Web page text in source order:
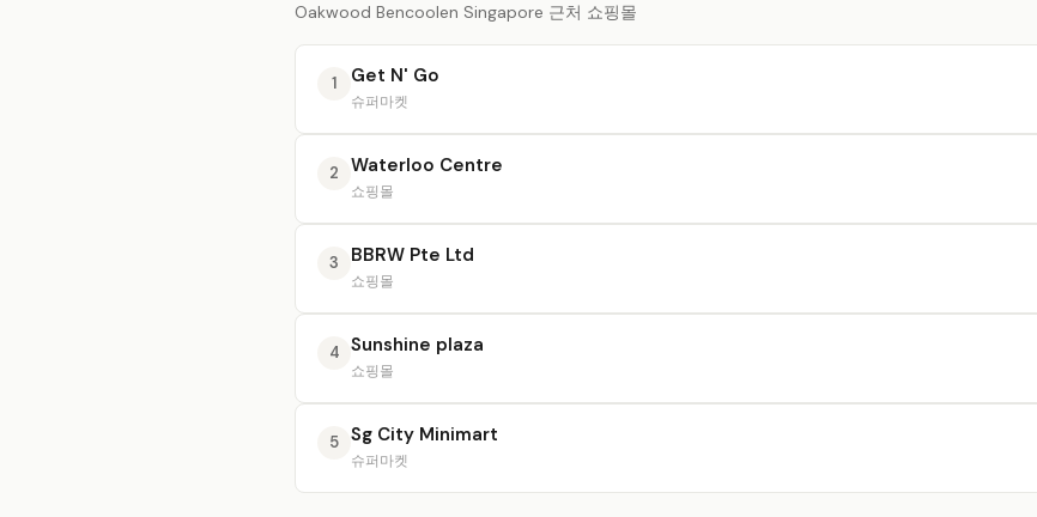
Oakwood Bencoolen Singapore 근처 쇼핑몰
1 Get N' Go
슈퍼마켓
2 Waterloo Centre
쇼핑몰
3 BBRW Pte Ltd
쇼핑몰
4 Sunshine plaza
쇼핑몰
5 Sg City Minimart
슈퍼마켓